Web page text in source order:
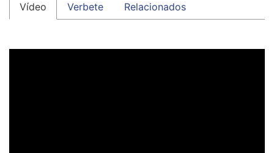
Vídeo Verbete Relacionados